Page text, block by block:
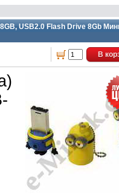
USB2.0 Flash Drive 8Gb
В